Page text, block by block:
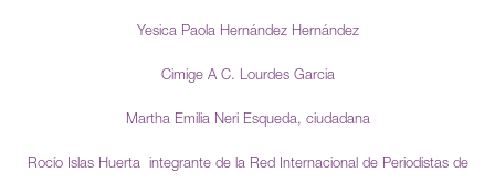
Yesica Paola Hernández Hernández
Cimige A C. Lourdes Garcia
Martha Emilia Neri Esqueda, ciudadana
Rocío Islas Huerta integrante de la Red Internacional de Periodistas de